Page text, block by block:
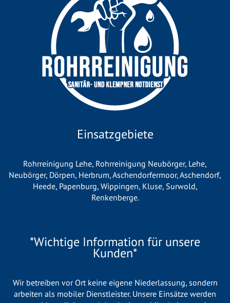
Einsatzgebiete
Rohrreinigung Lehe, Rohrreinigung Neubörger, Lehe,
Neubörger, Dörpen, Herbrum,Aschendorfermoor,Aschendorf,
Heede, Papenburg, Wippingen, Kluse, Surwold,
Renkenberge.
*Wichtige Information für unsere
Kunden*
Wir betreiben vor Ort keine eigene Niederlassung, sondern
arbeiten als mobiler Dienstleister. Unsere Einsätze werden